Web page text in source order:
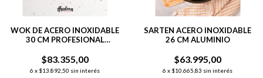
WOK DE ACERO INOXIDABLE
30 CM PROFESIONAL
$83.355,00
6 x $13.892,50 sin interés
SARTEN ACERO INOXIDABLE
26 CM ALUMINIO
$63.995,00
6 x $10.665,83 sin interés